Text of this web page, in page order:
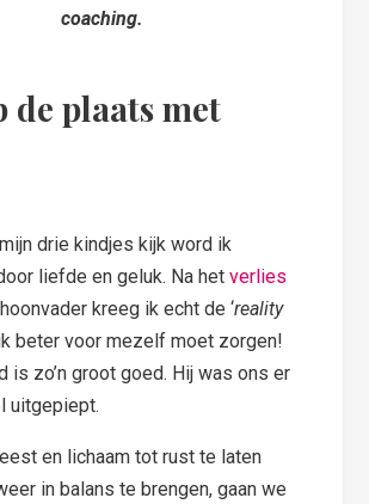
coaching.
de plaats met
drie kindjes kijk word ik
liefde en geluk. Na hetverlies
kreeg ik echt de ‘reality
beter voor mezelf moet zorgen!
is zo’n groot goed. Hij was ons er
uitgepiept.
en lichaam tot rust te laten
in balans te brengen, gaan we